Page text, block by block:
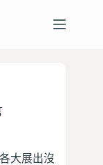
大展出沒